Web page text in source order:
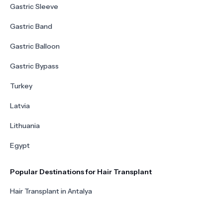
Gastric Sleeve
Gastric Band
Gastric Balloon
Gastric Bypass
Turkey
Latvia
Lithuania
Egypt
Popular Destinations for Hair Transplant
Hair Transplant in Antalya